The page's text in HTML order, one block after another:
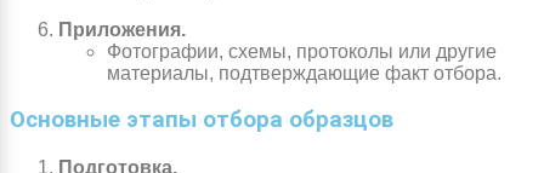
Приложения.
Фотографии, схемы, протоколы или другие
материалы, подтверждающие факт отбора.
Основные этапы отбора образцов
Подготовка.